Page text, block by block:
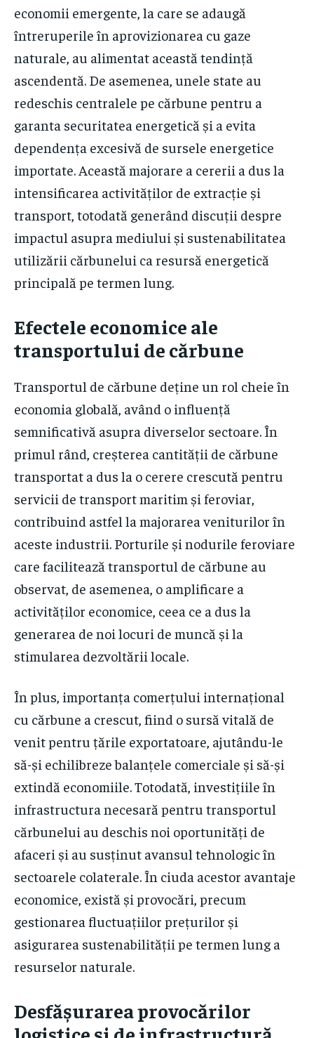
economii emergente, la care se adaugă
întreruperile în aprovizionarea cu gaze
naturale, au alimentat această tendință
ascendentă. De asemenea, unele state au
redeschis centralele pe cărbune pentru a
garanta securitatea energetică și a evita
dependența excesivă de sursele energetice
importate. Această majorare a cererii a dus la
intensificarea activităților de extracție și
transport, totodată generând discuții despre
impactul asupra mediului și sustenabilitatea
utilizării cărbunelui ca resursă energetică
principală pe termen lung.
Efectele economice ale
transportului de cărbune
Transportul de cărbune deține un rol cheie în
economia globală, având o influență
semnificativă asupra diverselor sectoare. În
primul rând, creșterea cantității de cărbune
transportat a dus la o cerere crescută pentru
servicii de transport maritim și feroviar,
contribuind astfel la majorarea veniturilor în
aceste industrii. Porturile și nodurile feroviare
care facilitează transportul de cărbune au
observat, de asemenea, o amplificare a
activităților economice, ceea ce a dus la
generarea de noi locuri de muncă și la
stimularea dezvoltării locale.
În plus, importanța comerțului internațional
cu cărbune a crescut, fiind o sursă vitală de
venit pentru țările exportatoare, ajutându-le
să-și echilibreze balanțele comerciale și să-și
extindă economiile. Totodată, investițiile în
infrastructura necesară pentru transportul
cărbunelui au deschis noi oportunități de
afaceri și au susținut avansul tehnologic în
sectoarele colaterale. În ciuda acestor avantaje
economice, există și provocări, precum
gestionarea fluctuațiilor prețurilor și
asigurarea sustenabilității pe termen lung a
resurselor naturale.
Desfășurarea provocărilor